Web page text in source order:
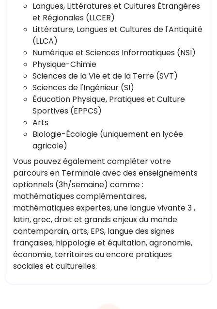
Langues, Littératures et Cultures Étrangères
et Régionales (LLCER)
Littérature, Langues et Cultures de l'Antiquité
(LLCA)
Numérique et Sciences Informatiques (NSI)
Physique-Chimie
Sciences de la Vie et de la Terre (SVT)
Sciences de l'Ingénieur (SI)
Éducation Physique, Pratiques et Culture
Sportives (EPPCS)
Arts
Biologie-Écologie (uniquement en lycée
agricole)
Vous pouvez également compléter votre
parcours en Terminale avec des enseignements
optionnels (3h/semaine) comme :
mathématiques complémentaires,
mathématiques expertes, une langue vivante 3 ,
latin, grec, droit et grands enjeux du monde
contemporain, arts, EPS, langue des signes
françaises, hippologie et équitation, agronomie,
économie, territoires ou encore pratiques
sociales et culturelles.